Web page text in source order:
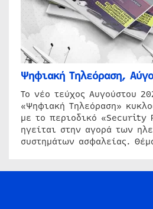
Ψηφιακή Τηλεόραση,
Το νέο τεύχος Αυγούστου
«Ψηφιακή Τηλεόραση»
με το περιοδικό «Security
ηγείται στην αγορά των
συστημάτων ασφαλείας.